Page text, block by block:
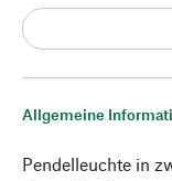
Allgemeine
Pendelleuchte in